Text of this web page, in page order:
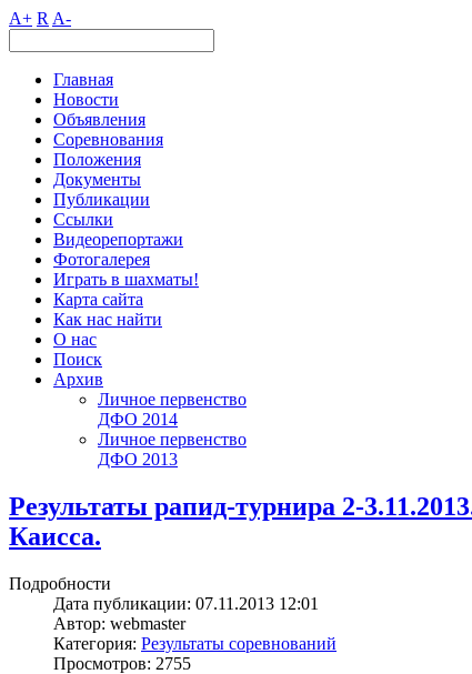
A+ R A-
Главная
Новости
Объявления
Соревнования
Положения
Документы
Публикации
Ссылки
Видеорепортажи
Фотогалерея
Играть в шахматы!
Карта сайта
Как нас найти
О нас
Поиск
Архив
Личное первенство
ДФО 2014
Личное первенство
ДФО 2013
Результаты рапид-турнира 2-
Каисса.
Подробности
Дата публикации: 07.11.2013 12:01
Автор: webmaster
Категория: Результаты соревнований
Просмотров: 2755